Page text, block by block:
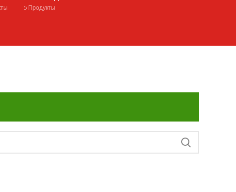
5 Продукты